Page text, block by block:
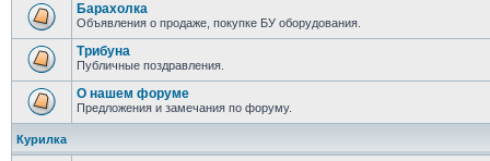
Барахолка
Объявления о продаже, покупке БУ оборудования.
Трибуна
Публичные поздравления.
О нашем форуме
Предложения и замечания по форуму.
Курилка